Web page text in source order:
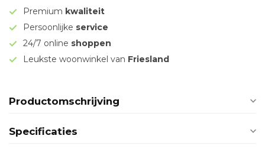
Premium kwaliteit
Persoonlijke service
24/7 online shoppen
Leukste woonwinkel van Friesland
Productomschrijving
Specificaties